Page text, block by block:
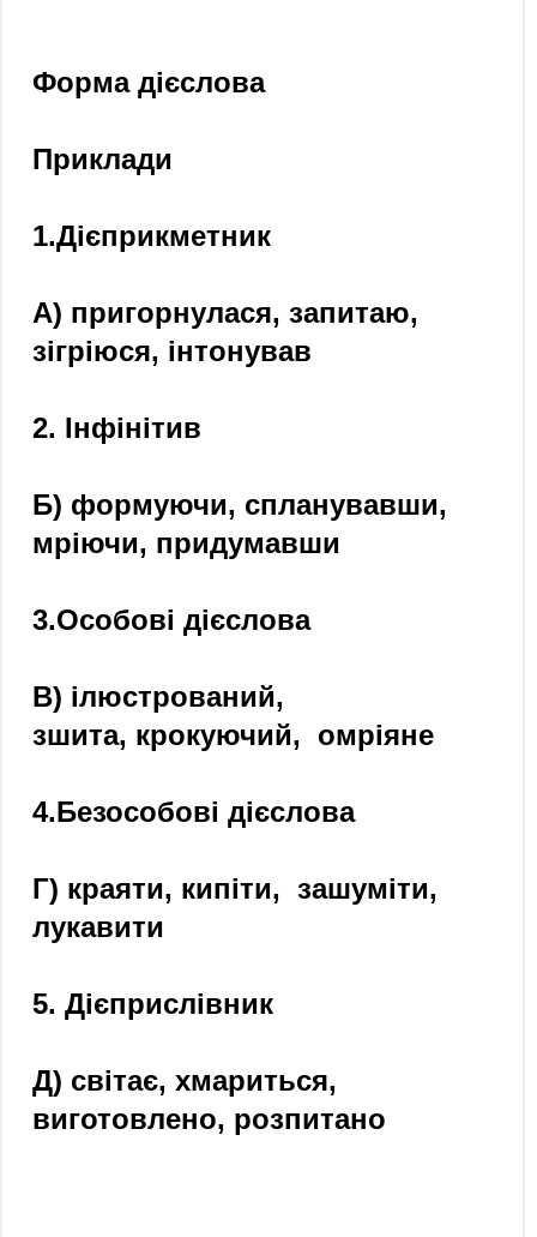
Форма дієслова
Приклади
1.Дієприкметник
А) пригорнулася, запитаю,
зігріюся, інтонував
2. Інфінітив
Б) формуючи, спланувавши,
мріючи, придумавши
3.Особові дієслова
В) ілюстрований,
зшита, крокуючий, омріяне
4.Безособові дієслова
Г) краяти, кипіти, зашуміти,
лукавити
5. Дієприслівник
Д) світає, хмариться,
виготовлено, розпитано